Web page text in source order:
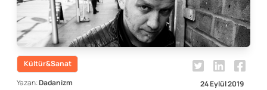
Kültür&Sanat
Yazan:Dadanizm 24 Eylül 2019